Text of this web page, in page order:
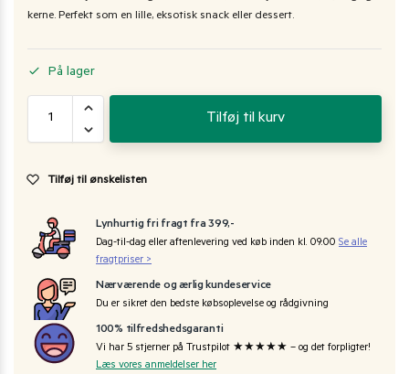
kerne. Perfekt som en lille, eksotisk snack eller dessert.
På lager
Tilføj til kurv
Tilføj til ønskelisten
Lynhurtig fri fragt fra 399,-
Dag-til-dag eller aftenlevering ved køb inden kl. 09:00 Se alle
fragtpriser >
Nærværende og ærlig kundeservice
Du er sikret den bedste købsoplevelse og rådgivning
100% tilfredshedsgaranti
Vi har 5 stjerner på Trustpilot ★★★★★ – og det forpligter!
Læs vores anmeldelser her